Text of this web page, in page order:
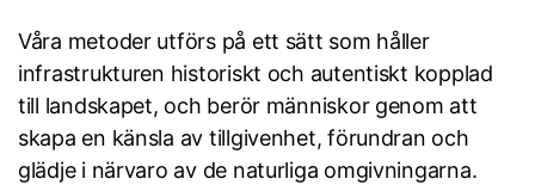
Våra metoder utförs på ett sätt som håller
infrastrukturen historiskt och autentiskt kopplad
till landskapet, och berör människor genom att
skapa en känsla av tillgivenhet, förundran och
glädje i närvaro av de naturliga omgivningarna.